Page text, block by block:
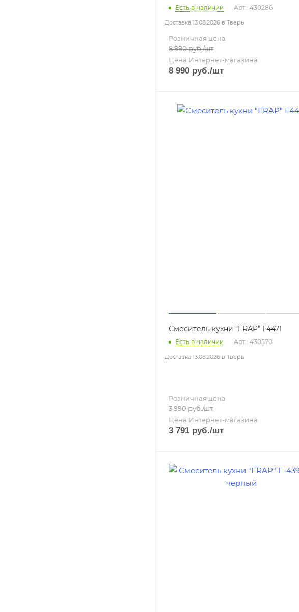
Есть в наличии Арт.: 430286
Доставка 13.08.2026 в Тверь
Розничная цена
8 990руб./шт
Цена Интернет-магазина
8 990 руб./шт
Смеситель кухни "FRAP" F4471
Есть в наличии Арт.: 430570
Доставка 13.08.2026 в Тверь
Розничная цена
3 990руб./шт
Цена Интернет-магазина
3 791 руб./шт